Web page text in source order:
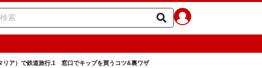
リア）で鉄道旅行.1 窓口でキップを買うコツ&裏ワザ